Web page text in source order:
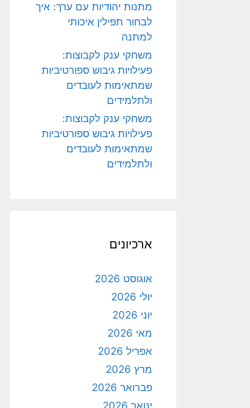
מתנות יהודיות עם ערך: איך
לבחור תפילין איכותי
למתנה
משחקי ענק לקבוצות:
פעילויות גיבוש ספורטיביות
שמתאימות לעובדים
ולתלמידים
משחקי ענק לקבוצות:
פעילויות גיבוש ספורטיביות
שמתאימות לעובדים
ולתלמידים
ארכיונים
אוגוסט 2026
יולי 2026
יוני 2026
מאי 2026
אפריל 2026
מרץ 2026
פברואר 2026
ינואר 2026